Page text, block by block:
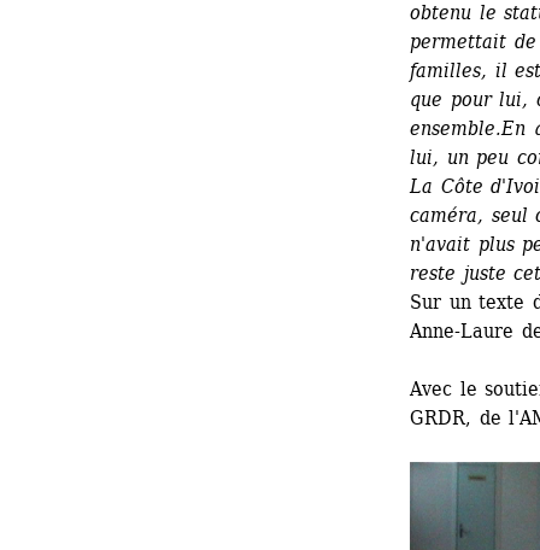
obtenu le
permettait
familles, il
que pour lui,
ensemble.En
lui, un peu
La Côte
caméra, seul
n'avait plus
reste juste
Sur un texte
Anne-Laure
Avec le
GRDR, de